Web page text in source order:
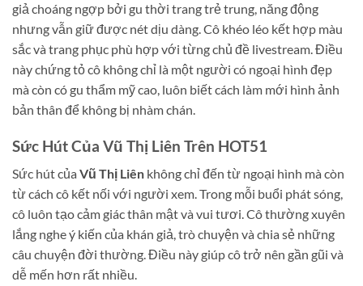
giả choáng ngợp bởi gu thời trang trẻ trung, năng động
nhưng vẫn giữ được nét dịu dàng. Cô khéo léo kết hợp màu
sắc và trang phục phù hợp với từng chủ đề livestream. Điều
này chứng tỏ cô không chỉ là một người có ngoại hình đẹp
mà còn có gu thẩm mỹ cao, luôn biết cách làm mới hình ảnh
bản thân để không bị nhàm chán.
Sức Hút Của Vũ Thị Liên Trên HOT51
Sức hút của Vũ Thị Liên không chỉ đến từ ngoại hình mà còn
từ cách cô kết nối với người xem. Trong mỗi buổi phát sóng,
cô luôn tạo cảm giác thân mật và vui tươi. Cô thường xuyên
lắng nghe ý kiến của khán giả, trò chuyện và chia sẻ những
câu chuyện đời thường. Điều này giúp cô trở nên gần gũi và
dễ mến hơn rất nhiều.